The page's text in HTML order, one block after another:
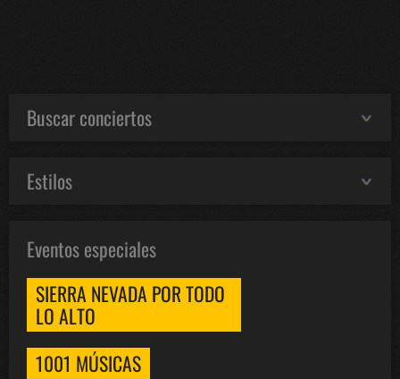
Buscar conciertos
Estilos
Eventos especiales
SIERRA NEVADA POR TODO
LO ALTO
1001 MÚSICAS